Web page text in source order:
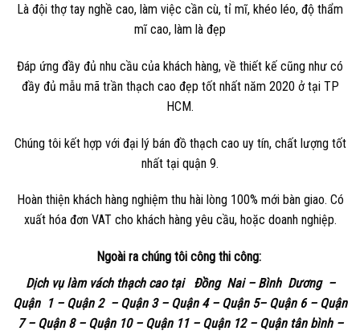
Là đội thợ tay nghề cao, làm việc cần cù, tỉ mĩ, khéo léo, độ thẩm
mĩ cao, làm là đẹp
Đáp ứng đầy đủ nhu cầu của khách hàng, về thiết kế cũng như có
đầy đủ mẫu mã trần thạch cao đẹp tốt nhất năm 2020 ở tại TP
HCM.
Chúng tôi kết hợp với đại lý bán đồ thạch cao uy tín, chất lượng tốt
nhất tại quận 9.
Hoàn thiện khách hàng nghiệm thu hài lòng 100% mới bàn giao. Có
xuất hóa đơn VAT cho khách hàng yêu cầu, hoặc doanh nghiệp.
Ngoài ra chúng tôi công thi công:
Dịch vụ làm vách thạch cao tại Đồng Nai – Bình Dương –
Quận 1 – Quận 2 – Quận 3 – Quận 4 – Quận 5– Quận 6 – Quận
7 – Quận 8 – Quận 10 – Quận 11 – Quận 12 – Quận tân bình –